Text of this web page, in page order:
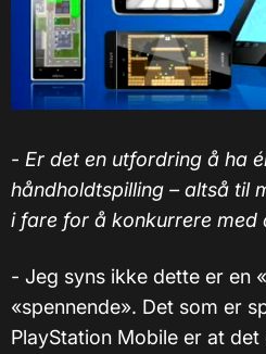
- Er det en utfordring å ha
håndholdtspilling – altså til
i fare for å konkurrere med
- Jeg syns ikke dette er en
«spennende». Det som er
PlayStation Mobile er at